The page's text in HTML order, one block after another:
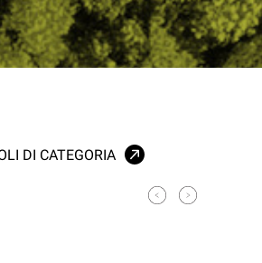
DI CATEGORIA